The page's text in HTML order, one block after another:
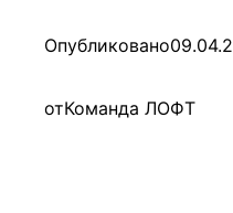
Опубликовано
отКоманда ЛОФТ